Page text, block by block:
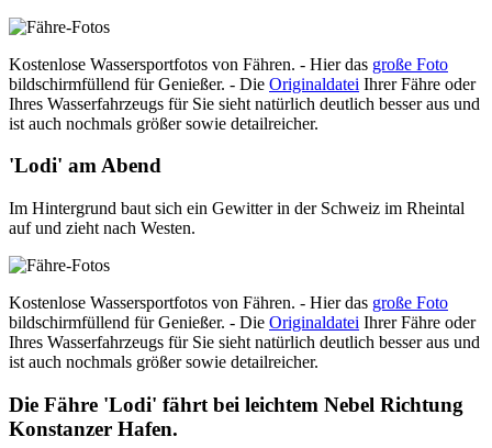
Kostenlose Wassersportfotos von Fähren. - Hier das große Foto
bildschirmfüllend für Genießer. - Die Originaldatei Ihrer Fähre oder
Ihres Wasserfahrzeugs für Sie sieht natürlich deutlich besser aus und
ist auch nochmals größer sowie detailreicher.
'Lodi' am Abend
Im Hintergrund baut sich ein Gewitter in der Schweiz im Rheintal
auf und zieht nach Westen.
Kostenlose Wassersportfotos von Fähren. - Hier das große Foto
bildschirmfüllend für Genießer. - Die Originaldatei Ihrer Fähre oder
Ihres Wasserfahrzeugs für Sie sieht natürlich deutlich besser aus und
ist auch nochmals größer sowie detailreicher.
Die Fähre 'Lodi' fährt bei leichtem Nebel Richtung
Konstanzer Hafen.